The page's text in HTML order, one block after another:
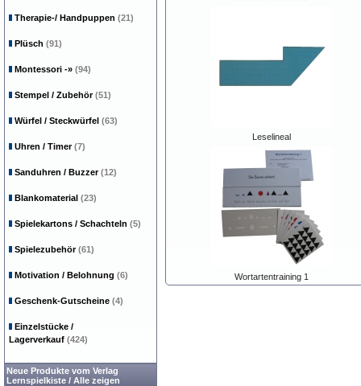
Leselineal
Wortartentraining 1
Therapie-/ Handpuppen (21)
Plüsch (91)
Montessori -» (94)
Stempel / Zubehör(51)
Würfel / Steckwürfel (63)
Uhren / Timer(7)
Sanduhren / Buzzer(12)
Blankomaterial (23)
Spielekartons / Schachteln (5)
Spielezubehör(61)
Motivation / Belohnung (6)
Geschenk-Gutscheine (4)
Einzelstücke /
Lagerverkauf (424)
Neue Produkte vom Verlag
Lernspielkiste / Alle zeigen